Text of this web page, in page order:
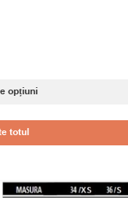
l
opțiuni
totul